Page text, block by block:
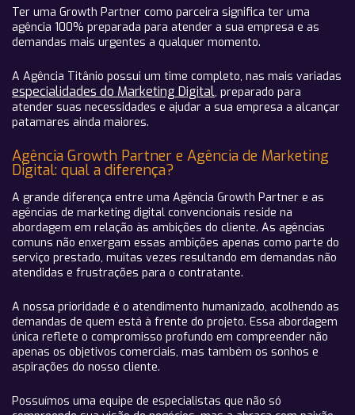
Ter uma Growth Partner como parceira significa ter uma
agência 100% preparada para atender a sua empresa e as
demandas mais urgentes a qualquer momento.
A Agência Titânio possui um time completo, nas mais variadas
especialidades do Marketing Digital, preparado para
atender suas necessidades e ajudar a sua empresa a alcançar
patamares ainda maiores.
Agência Growth Partner e Agência de Marketing
Digital: qual a diferença?
A grande diferença entre uma Agência Growth Partner e as
agências de marketing digital convencionais reside na
abordagem em relação às ambições do cliente. As agências
comuns não enxergam essas ambições apenas como parte do
serviço prestado, muitas vezes resultando em demandas não
atendidas e frustrações para o contratante.
A nossa prioridade é o atendimento humanizado, acolhendo as
demandas de quem está à frente do projeto. Essa abordagem
única reflete o compromisso profundo em compreender não
apenas os objetivos comerciais, mas também os sonhos e
aspirações do nosso cliente.
Possuímos uma equipe de especialistas que não só